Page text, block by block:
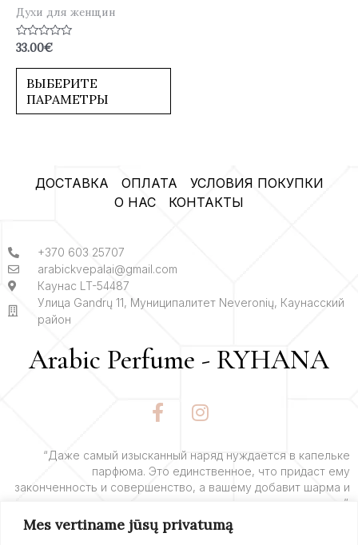
Mes vertiname jūsų privatumą
Духи для женщин
Оценка
из
33.00€
ВЫБЕРИТЕ
ПАРАМЕТРЫ
ДОСТАВКА ОПЛАТА
УСЛОВИЯ ПОКУПКИ
О НАС
КОНТАКТЫ
+370 603 25707
arabickvepalai@gmail.com
Каунас LT-54487
Улица Gandrų 11, Муниципалитет Neveronių, Каунасский
район
Arabic Perfume - RYHANA
F
a
e
b
o
o
k
I
n
t
a
g
r
a
“Даже самый изысканный наряд нуждается в капельке
парфюма. Это единственное, что придаст ему
законченность и совершенство, а вашему добавит шарма и
очарования”.